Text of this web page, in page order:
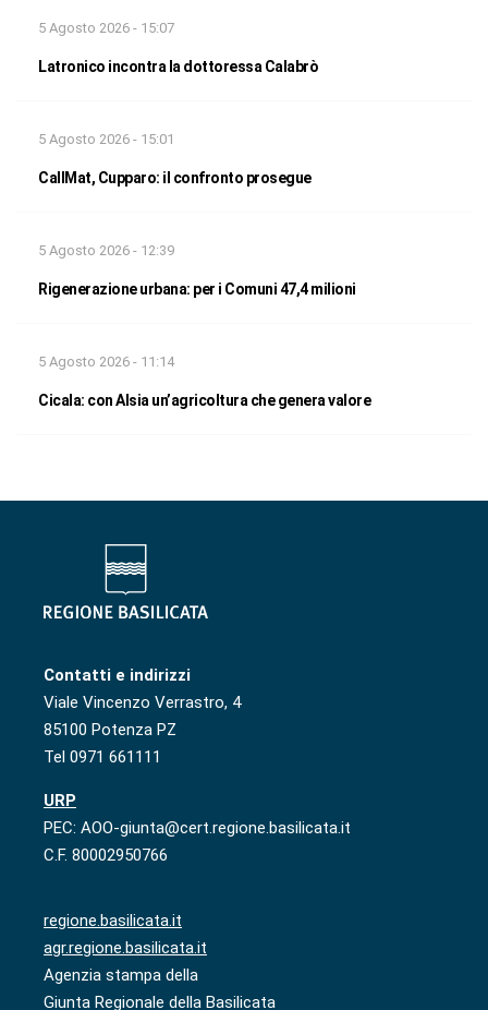
5 Agosto 2026 - 15:07
Latronico incontra la dottoressa Calabrò
5 Agosto 2026 - 15:01
CallMat, Cupparo: il confronto prosegue
5 Agosto 2026 - 12:39
Rigenerazione urbana: per i Comuni 47,4 milioni
5 Agosto 2026 - 11:14
Cicala: con Alsia un’agricoltura che genera valore
Contatti e indirizzi
Viale Vincenzo Verrastro, 4
85100 Potenza PZ
Tel 0971 661111
URP
PEC: AOO-giunta@cert.regione.basilicata.it
C.F. 80002950766
regione.basilicata.it
agr.regione.basilicata.it
Agenzia stampa della
Giunta Regionale della Basilicata